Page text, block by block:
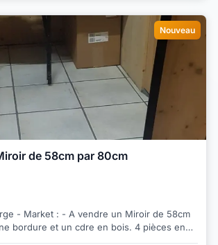
Nouveau
de 58cm par 80cm
vendre un Miroir de 58cm
et un cdre en bois. 4 pièces en